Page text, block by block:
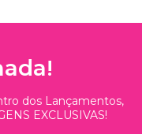
dos Lançamentos,
EXCLUSIVAS!